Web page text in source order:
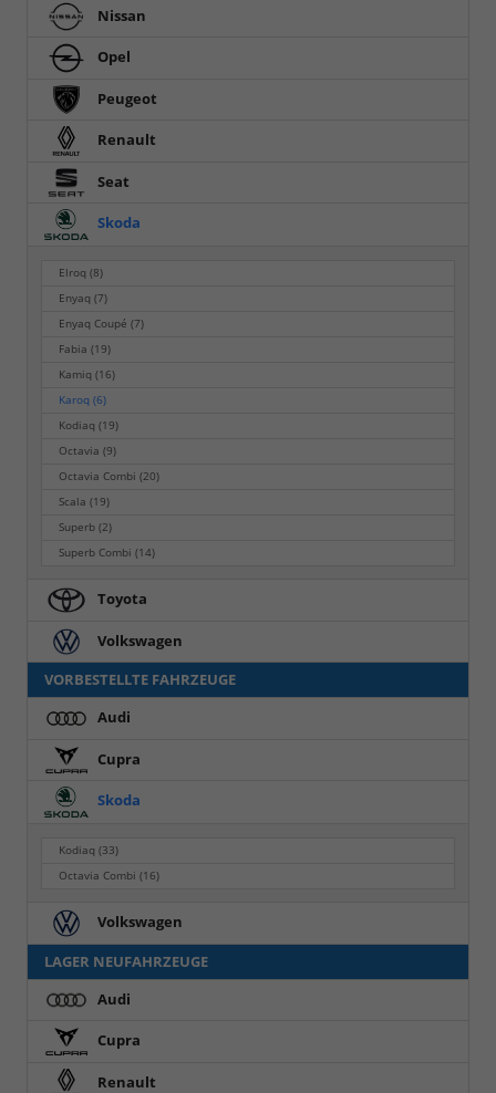
Nissan
Opel
Peugeot
Renault
Seat
Skoda
Elroq(8)
Enyaq(7)
Enyaq Coupé(7)
Fabia(19)
Kamiq(16)
Karoq(6)
Kodiaq(19)
Octavia(9)
Octavia Combi(20)
Scala(19)
Superb(2)
Superb Combi(14)
Toyota
Volkswagen
VORBESTELLTE FAHRZEUGE
Audi
Cupra
Skoda
Kodiaq(33)
Octavia Combi(16)
Volkswagen
LAGER NEUFAHRZEUGE
Audi
Cupra
Renault